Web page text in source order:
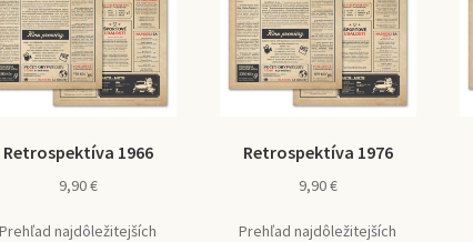
Retrospektíva 1966
9,90€
Prehľad najdôležitejších
Retrospektíva 1976
9,90€
Prehľad najdôležitejších